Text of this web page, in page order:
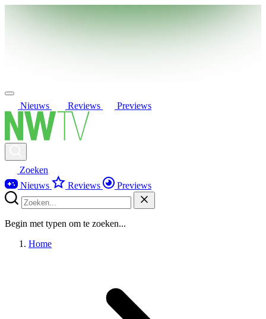
Nieuws Reviews Previews
Zoeken
Nieuws
Reviews Previews
Begin met typen om te zoeken...
Home